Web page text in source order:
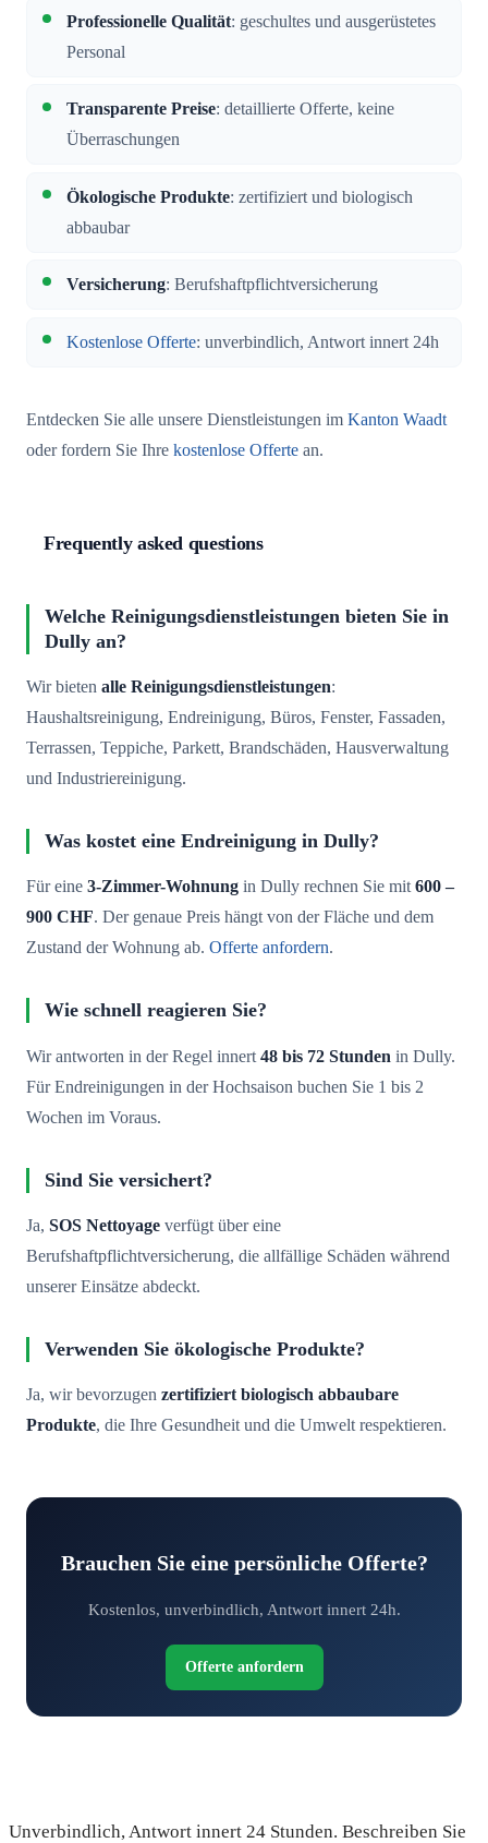
Professionelle Qualität: geschultes und ausgerüstetes
Personal
Transparente Preise: detaillierte Offerte, keine
Überraschungen
Ökologische Produkte: zertifiziert und biologisch
abbaubar
Versicherung: Berufshaftpflichtversicherung
Kostenlose Offerte: unverbindlich, Antwort innert 24h
Entdecken Sie alle unsere Dienstleistungen im Kanton Waadt
oder fordern Sie Ihre kostenlose Offerte an.
Frequently asked questions
Welche Reinigungsdienstleistungen bieten Sie in
Dully an?
Wir bieten alle Reinigungsdienstleistungen:
Haushaltsreinigung, Endreinigung, Büros, Fenster, Fassaden,
Terrassen, Teppiche, Parkett, Brandschäden, Hausverwaltung
und Industriereinigung.
Was kostet eine Endreinigung in Dully?
Für eine 3-Zimmer-Wohnung in Dully rechnen Sie mit600 –
900 CHF. Der genaue Preis hängt von der Fläche und dem
Zustand der Wohnung ab. Offerte anfordern.
Wie schnell reagieren Sie?
Wir antworten in der Regel innert 48 bis 72 Stunden in Dully.
Für Endreinigungen in der Hochsaison buchen Sie 1 bis 2
Wochen im Voraus.
Sind Sie versichert?
Ja, SOS Nettoyage verfügt über eine
Berufshaftpflichtversicherung, die allfällige Schäden während
unserer Einsätze abdeckt.
Verwenden Sie ökologische Produkte?
Ja, wir bevorzugen zertifiziert biologisch abbaubare
Produkte, die Ihre Gesundheit und die Umwelt respektieren.
Brauchen Sie eine persönliche Offerte?
Kostenlos, unverbindlich, Antwort innert 24h.
Offerte anfordern
Unverbindlich, Antwort innert 24 Stunden. Beschreiben Sie